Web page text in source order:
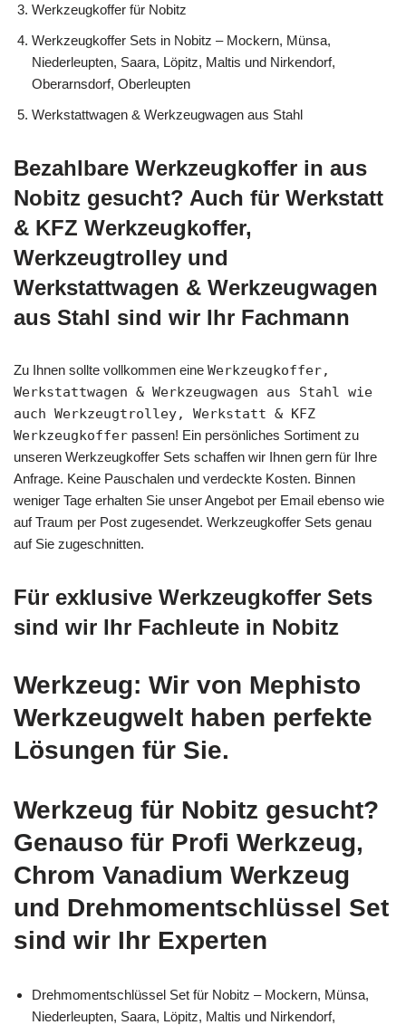
Werkzeugkoffer für Nobitz
Werkzeugkoffer Sets in Nobitz – Mockern, Münsa,
Niederleupten, Saara, Löpitz, Maltis und Nirkendorf,
Oberarnsdorf, Oberleupten
Werkstattwagen & Werkzeugwagen aus Stahl
Bezahlbare Werkzeugkoffer in aus
Nobitz gesucht? Auch für Werkstatt
& KFZ Werkzeugkoffer,
Werkzeugtrolley und
Werkstattwagen & Werkzeugwagen
aus Stahl sind wir Ihr Fachmann
Zu Ihnen sollte vollkommen eine Werkzeugkoffer,
Werkstattwagen & Werkzeugwagen aus Stahl wie
auch Werkzeugtrolley, Werkstatt & KFZ
Werkzeugkoffer passen! Ein persönliches Sortiment zu
unseren Werkzeugkoffer Sets schaffen wir Ihnen gern für Ihre
Anfrage. Keine Pauschalen und verdeckte Kosten. Binnen
weniger Tage erhalten Sie unser Angebot per Email ebenso wie
auf Traum per Post zugesendet. Werkzeugkoffer Sets genau
auf Sie zugeschnitten.
Für exklusive Werkzeugkoffer Sets
sind wir Ihr Fachleute in Nobitz
Werkzeug: Wir von Mephisto
Werkzeugwelt haben perfekte
Lösungen für Sie.
Werkzeug für Nobitz gesucht?
Genauso für Profi Werkzeug,
Chrom Vanadium Werkzeug
und Drehmomentschlüssel Set
sind wir Ihr Experten
Drehmomentschlüssel Set für Nobitz – Mockern, Münsa,
Niederleupten, Saara, Löpitz, Maltis und Nirkendorf,